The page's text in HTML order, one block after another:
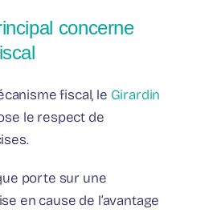
concerne
fiscal, le Girardin
le respect de
porte sur une
en cause de l’avantage